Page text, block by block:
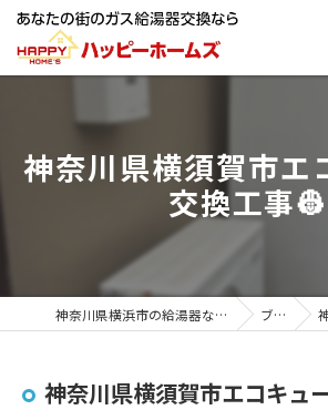
神奈川県横須賀市エ
交換工事👷
神奈川県横浜市の給湯器ならハッピーホームズ ブログ
神奈川県横須賀市エコキュ